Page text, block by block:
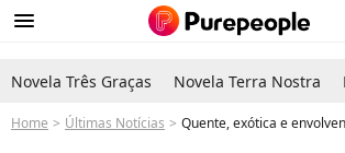
menu
Novela Três Graças Novela Terra Nostra
Home Últimas Notícias Quente, exótica e envolvente: conheça a fragrância de baunilha ancestral que é o